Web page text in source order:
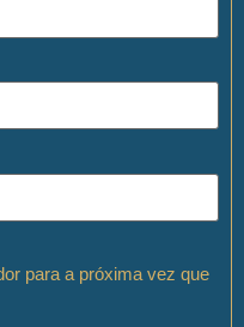
para a próxima vez que